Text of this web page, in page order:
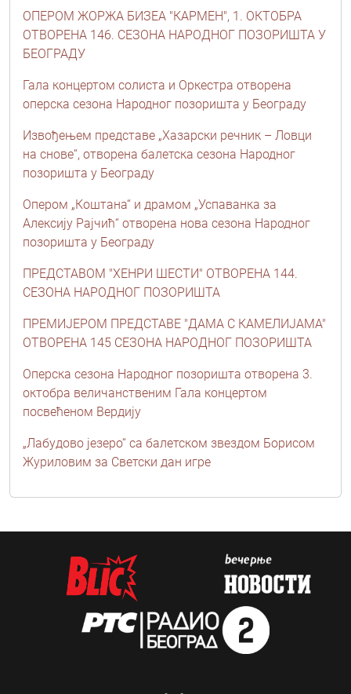
ОПЕРОМ ЖОРЖА БИЗЕА "КАРМЕН", 1. ОКТОБРА
ОТВОРЕНА 146. СЕЗОНА НАРОДНОГ ПОЗОРИШТА У
БЕОГРАДУ
Гала концертом солиста и Оркестра отворена
оперска сезона Народног позоришта у Београду
Извођењем представе „Хазарски речник – Ловци
на снове“, отворена балетска сезона Народног
позоришта у Београду
Опером „Коштана“ и драмом „Успаванка за
Алексију Рајчић“ отворена нова сезона Народног
позоришта у Београду
ПРЕДСТАВОМ "ХЕНРИ ШЕСТИ" ОТВОРЕНА 144.
СЕЗОНА НАРОДНОГ ПОЗОРИШТА
ПРЕМИЈЕРОМ ПРЕДСТАВЕ "ДАМА С КАМЕЛИЈАМА"
ОТВОРЕНА 145 СЕЗОНА НАРОДНОГ ПОЗОРИШТА
Оперска сезона Народног позоришта отворена 3.
октобра величанственим Гала концертом
посвећеном Вердију
„Лабудово језеро“ са балетском звездом Борисом
Журиловим за Светски дан игре